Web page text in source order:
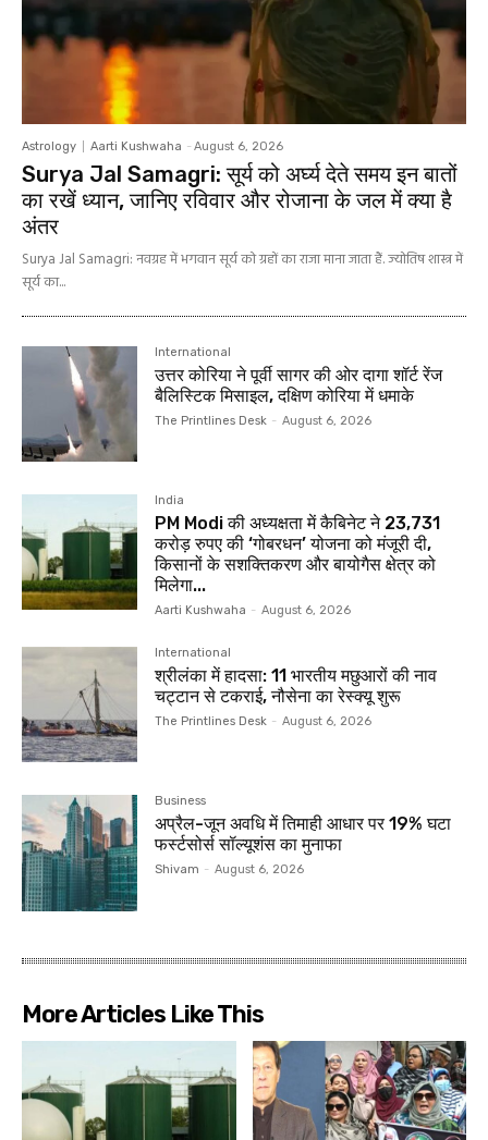
Astrology Aarti Kushwaha - August 6, 2026
Surya Jal Samagri: सूर्य को अर्घ्य देते समय इन बातों
का रखें ध्यान, जानिए रविवार और रोजाना के जल में क्या है
अंतर
Surya Jal Samagri: नवग्रह में भगवान सूर्य को ग्रहों का राजा माना जाता हैं. ज्योतिष शास्त्र में
सूर्य का...
International
उत्तर कोरिया ने पूर्वी सागर की ओर दागा शॉर्ट रेंज
बैलिस्टिक मिसाइल, दक्षिण कोरिया में धमाके
The Printlines Desk - August 6, 2026
India
PM Modi की अध्यक्षता में कैबिनेट ने 23,731
करोड़ रुपए की ‘गोबरधन’ योजना को मंजूरी दी,
किसानों के सशक्तिकरण और बायोगैस क्षेत्र को
मिलेगा...
Aarti Kushwaha - August 6, 2026
International
श्रीलंका में हादसा: 11 भारतीय मछुआरों की नाव
चट्टान से टकराई, नौसेना का रेस्क्यू शुरू
The Printlines Desk - August 6, 2026
Business
अप्रैल-जून अवधि में तिमाही आधार पर 19% घटा
फर्स्टसोर्स सॉल्यूशंस का मुनाफा
Shivam - August 6, 2026
More Articles Like This